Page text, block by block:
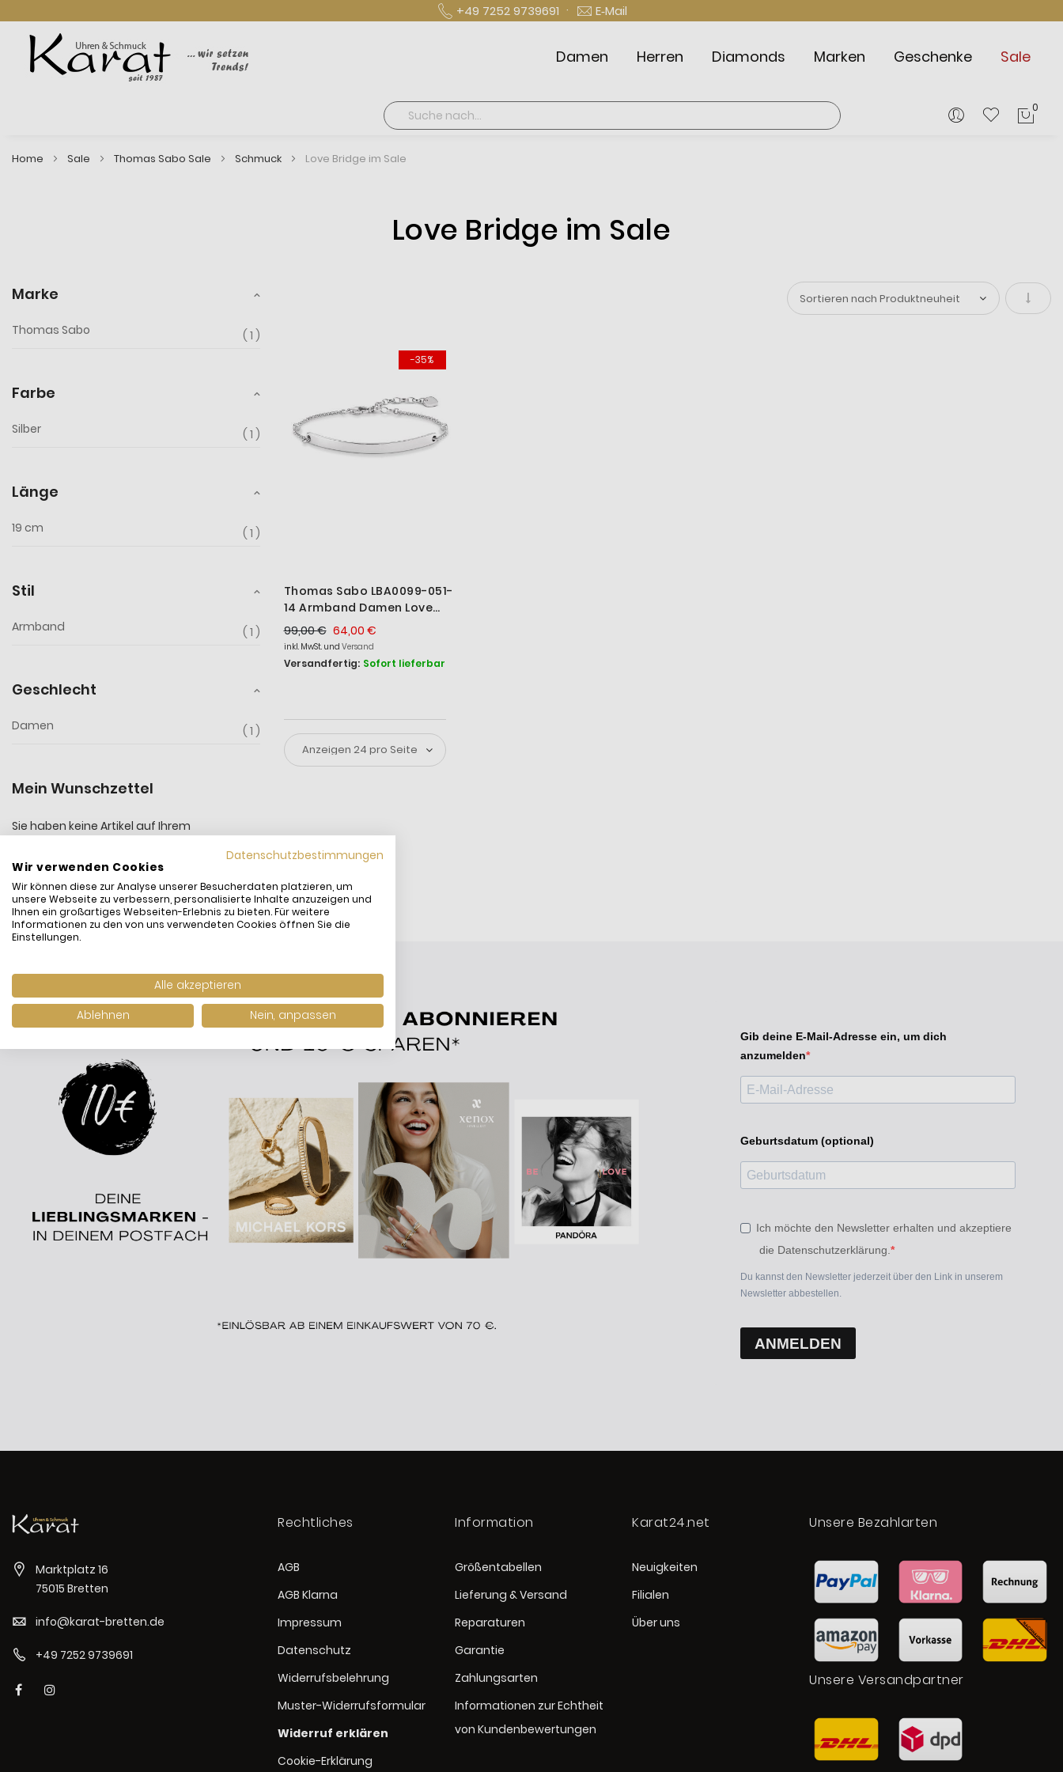
+49 7252 9739691 · E‑Mail
Damen Herren Diamonds Marken Geschenke Sale
Suche
0
Home Sale Thomas Sabo Sale Schmuck Love Bridge im Sale
Love Bridge im Sale
In
-35%
Thomas Sabo LBA0099-051-
14 Armband Damen Love
Bridge Silber 19 cm
64,00 €
99,00 €
inkl. MwSt. und Versand
Versandfertig: Sofort lieferbar
Marke
Thomas Sabo 1
Farbe
Silber 1
Länge
19 cm 1
Stil
Armband 1
Geschlecht
Damen 1
Mein Wunschzettel
Sie haben keine Artikel auf Ihrem
Gib deine E-Mail-Adresse ein, um dich
anzumelden
Geburtsdatum (optional)
Ich möchte den Newsletter erhalten und akzeptiere
die Datenschutzerklärung.
Du kannst den Newsletter jederzeit über den Link in unserem
Newsletter abbestellen.
ANMELDEN
Marktplatz 16
75015 Bretten
info@karat-bretten.de
+49 7252 9739691
Rechtliches
AGB
AGB Klarna
Impressum
Datenschutz
Widerrufsbelehrung
Muster-Widerrufsformular
Widerruf erklären
Cookie-Erklärung
Information
Größentabellen
Lieferung & Versand
Reparaturen
Garantie
Zahlungsarten
Informationen zur Echtheit
von Kundenbewertungen
Karat24.net
Neuigkeiten
Filialen
Über uns
Unsere Bezahlarten
Unsere Versandpartner
Datenschutzbestimmungen
Wir verwenden Cookies
Wir können diese zur Analyse unserer Besucherdaten platzieren, um
unsere Webseite zu verbessern, personalisierte Inhalte anzuzeigen und
Ihnen ein großartiges Webseiten-Erlebnis zu bieten. Für weitere
Informationen zu den von uns verwendeten Cookies öffnen Sie die
Einstellungen.
Alle akzeptieren
Ablehnen
Nein, anpassen